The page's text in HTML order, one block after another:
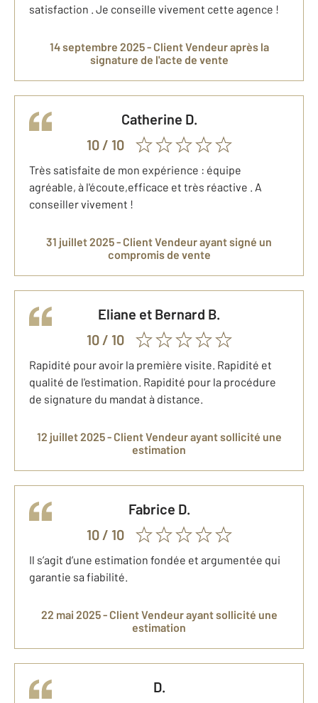
satisfaction . Je conseille vivement cette agence !
14 septembre 2025 - Client Vendeuraprès la
signature de l'acte de vente
Catherine D.
10/ 10
Très satisfaite de mon expérience : équipe
agréable, à l'écoute,efficace et très réactive . A
conseiller vivement !
31 juillet 2025 - Client Vendeurayant signé un
compromis de vente
Eliane et Bernard B.
10/ 10
Rapidité pour avoir la première visite. Rapidité et
qualité de l'estimation. Rapidité pour la procédure
de signature du mandat à distance.
12 juillet 2025 - Client Vendeurayant sollicité une
estimation
Fabrice D.
10/ 10
Il s’agit d’une estimation fondée et argumentée qui
garantie sa fiabilité.
22 mai 2025 - Client Vendeurayant sollicité une
estimation
D.